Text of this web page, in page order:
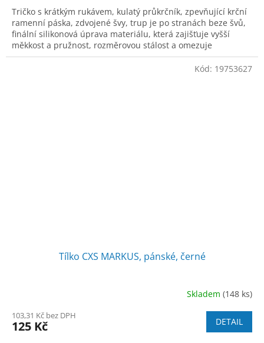
Tričko s krátkým rukávem, kulatý průkrčník, zpevňující krční
ramenní páska, zdvojené švy, trup je po stranách beze švů,
finální silikonová úprava materiálu, která zajišťuje vyšší
měkkost a pružnost, rozměrovou stálost a omezuje
žmolkovatění.
Tílko CXS MARKUS, pánské, černé
Skladem (148 ks)
103,31 Kč bez DPH
125 Kč DETAIL
Kód: 19753627